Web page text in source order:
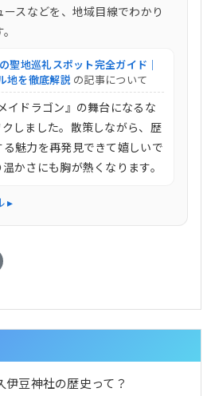
スなどを、地域目線でわかり
聖地巡礼スポット完全ガイド｜
地を徹底解説の記事について
ドラゴン』の舞台になるな
しました。散策しながら、歴
魅力を再発見できて嬉しいで
かさにも胸が熱くなります。
▸
伊豆神社の歴史って？